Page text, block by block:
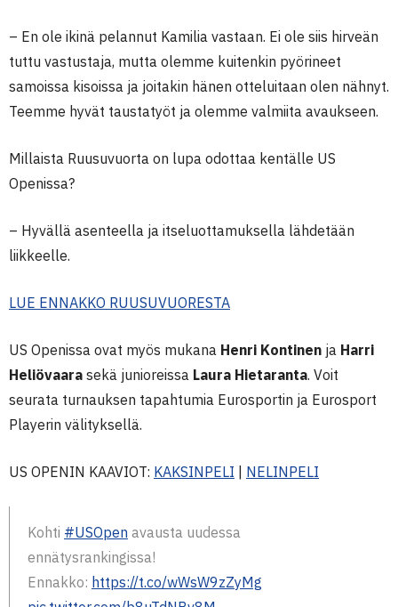
– En ole ikinä pelannut Kamilia vastaan. Ei ole siis hirveän
tuttu vastustaja, mutta olemme kuitenkin pyörineet
samoissa kisoissa ja joitakin hänen otteluitaan olen nähnyt.
Teemme hyvät taustatyöt ja olemme valmiita avaukseen.
Millaista Ruusuvuorta on lupa odottaa kentälle US
Openissa?
– Hyvällä asenteella ja itseluottamuksella lähdetään
liikkeelle.
LUE ENNAKKO RUUSUVUORESTA
US Openissa ovat myös mukana Henri Kontinen ja Harri
Heliövaara sekä junioreissa Laura Hietaranta. Voit
seurata turnauksen tapahtumia Eurosportin ja Eurosport
Playerin välityksellä.
US OPENIN KAAVIOT: KAKSINPELI NELINPELI
Kohti #USOpen avausta uudessa
ennätysrankingissa!
Ennakko: https://t.co/wWsW9zZyMg